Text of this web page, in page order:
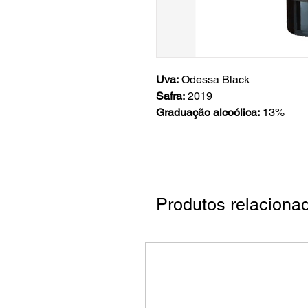
Uva: Odessa Black
Safra: 2019
Graduação alcoólica: 13%
Produtos